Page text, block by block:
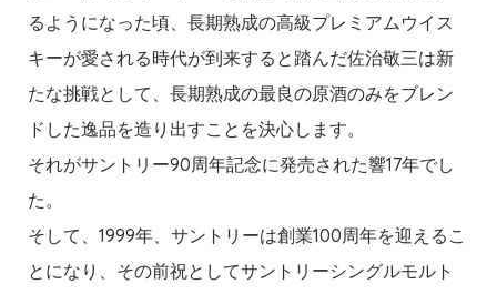
るようになった頃、長期熟成の高級プレミアムウイス
キーが愛される時代が到来すると踏んだ佐治敬三は新
たな挑戦として、長期熟成の最良の原酒のみをブレン
ドした逸品を造り出すことを決心します。
それがサントリー90周年記念に発売された響17年でし
た。
そして、1999年、サントリーは創業100周年を迎えるこ
とになり、その前祝としてサントリーシングルモルト